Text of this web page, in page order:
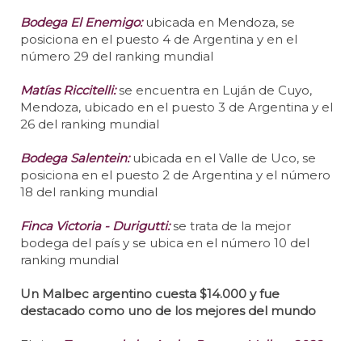
Bodega El Enemigo:ubicada en Mendoza, se
posiciona en el puesto 4 de Argentina y en el
número 29 del ranking mundial
Matías Riccitelli:se encuentra en Luján de Cuyo,
Mendoza, ubicado en el puesto 3 de Argentina y el
26 del ranking mundial
Bodega Salentein:ubicada en el Valle de Uco, se
posiciona en el puesto 2 de Argentina y el número
18 del ranking mundial
Finca Victoria - Durigutti:se trata de la mejor
bodega del país y se ubica en el número 10 del
ranking mundial
Un Malbec argentino cuesta $14.000 y fue
destacado como uno de los mejores del mundo